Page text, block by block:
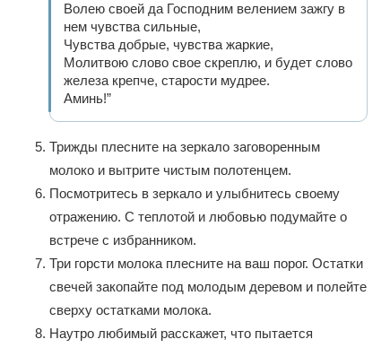
Волею своей да Господним велением зажгу в
нем чувства сильные,
Чувства добрые, чувства жаркие,
Молитвою слово свое скреплю, и будет слово
железа крепче, старости мудрее.
Аминь!”
Трижды плесните на зеркало заговоренным
молоко и вытрите чистым полотенцем.
Посмотритесь в зеркало и улыбнитесь своему
отражению. С теплотой и любовью подумайте о
встрече с избранником.
Три горсти молока плесните на ваш порог. Остатки
свечей закопайте под молодым деревом и полейте
сверху остатками молока.
Наутро любимый расскажет, что пытается